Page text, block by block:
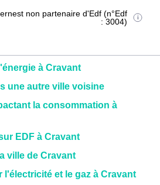
non partenaire d'Edf (n°Edf
: 3004)
à Cravant
une autre ville voisine
la consommation à
EDF à Cravant
ville de Cravant
l'électricité et le gaz à Cravant